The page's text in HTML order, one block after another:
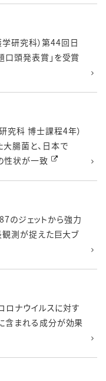
研究科）第44回日
頭発表賞」を受賞
科 博士課程4年）
腸菌と、日本で
性状が一致
のジェットから強力
測が捉えた巨大ブ
ロナウイルスに対す
まれる成分が効果